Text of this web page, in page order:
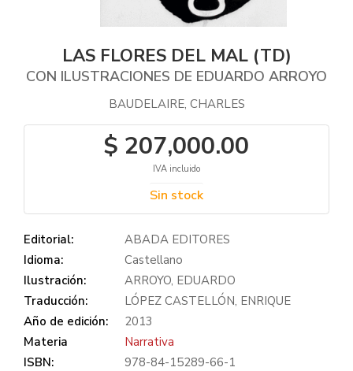
LAS FLORES DEL MAL (TD)
CON ILUSTRACIONES DE EDUARDO ARROYO
BAUDELAIRE, CHARLES
$ 207,000.00
IVA incluido
Sin stock
Editorial:
ABADA EDITORES
Idioma:
Castellano
Ilustración:
ARROYO, EDUARDO
Traducción:
LÓPEZ CASTELLÓN, ENRIQUE
Año de edición:
2013
Materia
Narrativa
ISBN:
978-84-15289-66-1